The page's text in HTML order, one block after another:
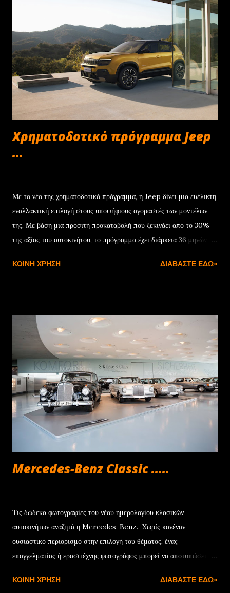
Χρηματοδοτικό πρόγραμμα Jeep
...
Με το νέο της χρηματοδοτικό πρόγραμμα, η Jeep δίνει μια ευέλικτη
εναλλακτική επιλογή στους υποψήφιους αγοραστές των μοντέλων
της. Με βάση μια προσιτή προκαταβολή που ξεκινάει από το 30%
της αξίας του αυτοκινήτου, το πρόγραμμα έχει διάρκεια 36 μηνών
ολοκληρωθεί η προγραμματισμένη διάρκεια της χρηματοδότησης, ο
του αυτοκινήτου, ενώ η τρίτη αφορά στην επιστροφή με
προσυμφωνημένη αξία που θα χρησιμοποιηθεί ως προκαταβολή για
την αγορά ενός νέου Jeep. Με βάση αυτά τα δεδομένα, το Jeep
Avenger στην έκδοση με τον κινητήρα 100 HP γίνεται δικό σας με
μόνο €252/μήνα , ενώ για τα Renegade και Compass e-Hybrid
των 130 HP η δόση διαμορφώνεται στα €294 και €361 αντίστοιχα.
Να σημειωθεί ότι το πρόγραμμα συνοδεύεται από την 4ετή εγγύηση
για τα μηχανικά μέρη, καθ...
ΚΟΙΝΉ ΧΡΉΣΗ ΔΙΑΒΆΣΤΕ ΕΔΏ»
Mercedes-Benz Classic .....
Τις δώδεκα φωτογραφίες του νέου ημερολογίου κλασικών
αυτοκινήτων αναζητά η Mercedes-Benz. Xωρίς κανέναν
ουσιαστικό περιορισμό στην επιλογή του θέματος, ένας
επαγγελματίας ή ερασιτέχνης φωτογράφος μπορεί να αποτυπώσει
το 1994 και να συμμετάσχει στον διαγωνισμό μέσω της αντίστοιχης
ΚΟΙΝΉ ΧΡΉΣΗ ΔΙΑΒΆΣΤΕ ΕΔΏ»